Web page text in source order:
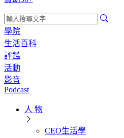
學院
生活百科
評鑑
活動
影音
Podcast
人 物
CEO生活學